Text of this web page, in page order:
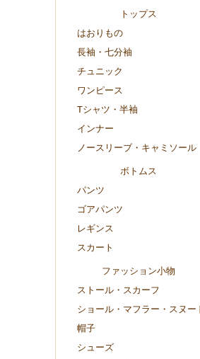
トップス
はおりもの
長袖・七分袖
チュニック
ワンピース
Tシャツ・半袖
インナー
ノースリーブ・キャミソール
ボトムス
パンツ
ゴアパンツ
レギンス
スカート
ファッション小物
ストール・スカーフ
ショール・マフラー・スヌー
帽子
シューズ